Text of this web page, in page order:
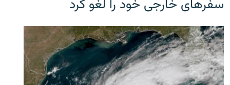
سفرهای خارجی خود را لغو کرد